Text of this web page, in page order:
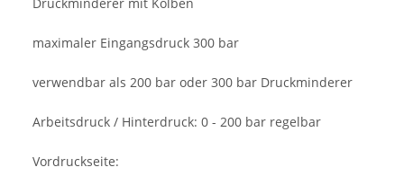
maximaler Eingangsdruck 300 bar
verwendbar als 200 bar oder 300 bar Druckminderer
Arbeitsdruck / Hinterdruck: 0 - 200 bar regelbar
Vordruckseite: